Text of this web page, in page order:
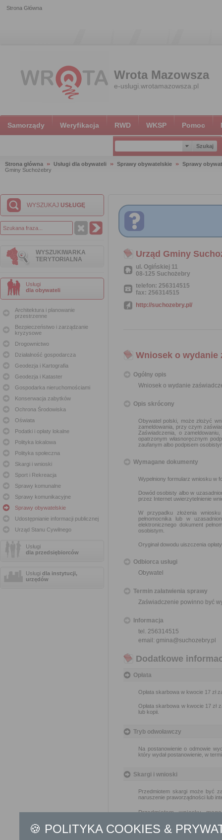
Strona Główna
Wrota Mazowsza
e-uslugi.wrotamazowsza.pl
Samorządy Weryfikacja RWD WKSP Pomoc
Strona główna Usługi dla obywateli Sprawy obywatelskie
Sprawy
Gminy Suchożebry
WYSZUKAJ USŁUGĘ
WYSZUKIWARKA
TERYTORIALNA
Usługi
dla obywateli
Architektura i planowanie
przestrzenne
Bezpieczeństwo i zarządzanie
kryzysowe
Drogownictwo
Działalność gospodarcza
Geodezja i Kartografia
Geodezja i Kataster
Gospodarka nieruchomościami
Konserwacja zabytków
Ochrona Środowiska
Oświata
Podatki i opłaty lokalne
Polityka lokalowa
Polityka społeczna
Skargi i wnioski
Sport i Rekreacja
Sprawy komunalne
Sprawy komunikacyjne
Sprawy obywatelskie
Udostępnianie informacji publicznej
Urząd Stanu Cywilnego
Usługi
dla przedsiębiorców
Usługi dla instytucji,
urzędów
Urząd Gminy
ul. Ogińskiej 11
08-125 Suchożebry
telefon: 256314515
fax: 256314515
http://suchozebry.pl/
Wniosek o wydanie
Ogólny opis
Wniosek o wydanie
Opis skrócony
Obywatel polski, może złożyć
zameldowania, przy czym
Zaświadczenia, o
opatrzonym własnoręcznym
zaufanym albo podpisem
Wymagane dokumenty
Wypełniony formularz wniosku w
Dowód osobisty albo w
przez Internet uwierzytelnienie
W przypadku złożenia
pełnomocnika lub w
elektronicznego dokument
osobistym.
Oryginał dowodu uiszczenia
Odbiorca usługi
Obywatel
Termin załatwienia sprawy
Zaświadczenie powinno być
Informacja
tel. 256314515
email: gmina@suchozebry.pl
Dodatkowe
Opłata
Opłata skarbowa w kwocie 17 zł
Opłata skarbowa w kwocie 17 zł
lub kopii.
Tryb odwoławczy
Na postanowienie o odmowie
który wydał postanowienie, w
Skargi i wnioski
Przedmiotem skargi może być
naruszenie praworządności lub
Przedmiotem wniosku
Organ właściwy dla
🍪 POLITYKA COOKIES &